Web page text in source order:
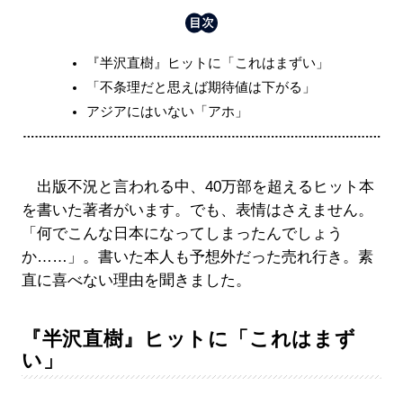
『半沢直樹』ヒットに「これはまずい」
「不条理だと思えば期待値は下がる」
アジアにはいない「アホ」
出版不況と言われる中、40万部を超えるヒット本
を書いた著者がいます。でも、表情はさえません。
「何でこんな日本になってしまったんでしょう
か……」。書いた本人も予想外だった売れ行き。素
直に喜べない理由を聞きました。
『半沢直樹』ヒットに「これはまず
い」